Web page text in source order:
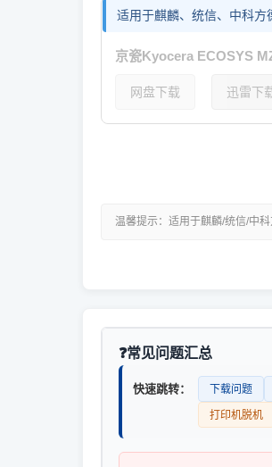
适用于麒麟、统信、中科
京瓷Kyocera ECOSYS
网盘下载 迅雷下
温馨提示：适用于麒麟/统信/中
常见问题汇总
快速跳转： 下载问题
打印机脱机